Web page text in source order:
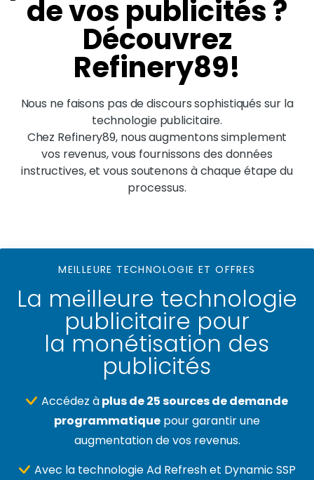
de vos publicités ?
Découvrez
Refinery89!
Nous ne faisons pas de discours sophistiqués sur la
technologie publicitaire.
Chez Refinery89, nous augmentons simplement
vos revenus, vous fournissons des données
instructives, et vous soutenons à chaque étape du
processus.
MEILLEURE TECHNOLOGIE ET OFFRES
La meilleure technologie
publicitaire pour
la monétisation des
publicités
Accédez àplus de 25 sources de demande
programmatique pour garantir une
augmentation de vos revenus.
Avec la technologie Ad Refresh et Dynamic SSP